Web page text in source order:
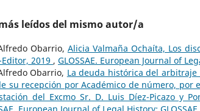
leídos del mismo autor/a
Obarrio, Alicia Valmaña Ochaíta, Los
2019 , GLOSSAE. European Journal of
Obarrio, La deuda histórica del
su recepción por Académico de número, por
del Excmo Sr. D. Luis Díez-Picazo y